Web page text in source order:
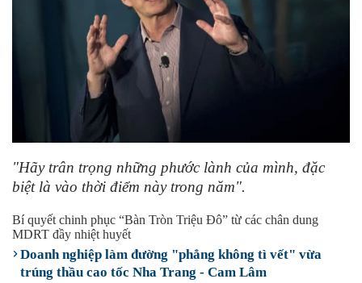
"Hãy trân trọng những phước lành của mình, đặc
biệt là vào thời điểm này trong năm".
Bí quyết chinh phục “Bàn Tròn Triệu Đô” từ các chân dung
MDRT đầy nhiệt huyết
Doanh nghiệp làm đường "phẳng không tì vết" vừa
trúng thầu cao tốc Nha Trang - Cam Lâm